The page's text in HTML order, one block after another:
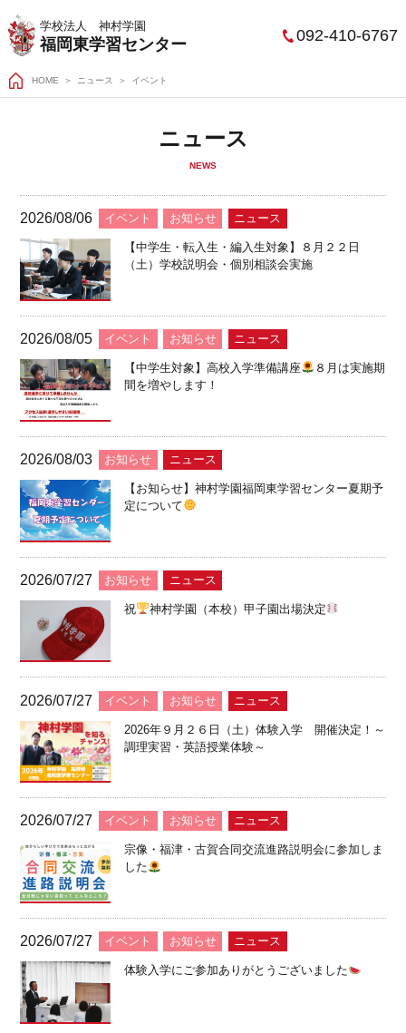
学校法人 神村学園
福岡東学習センター 092-410-6767
HOME ＞ ニュース イベント
ニュース
NEWS
2026/08/06 イベント お知らせ ニュース
【中学生・転入生・編入生対象】８月２２日
（土）学校説明会・個別相談会実施
2026/08/05 イベント お知らせ ニュース
【中学生対象】高校入学準備講座
８月は実施期
間を増やします！
2026/08/03 お知らせ ニュース
【お知らせ】神村学園福岡東学習センター夏期予
定について
2026/07/27 お知らせ ニュース
祝 神村学園（本校）甲子園出場決定
2026/07/27 イベント お知らせ ニュース
2026年９月２６日（土）体験入学 開催決定！～
調理実習・英語授業体験～
2026/07/27 イベント お知らせ ニュース
宗像・福津・古賀合同交流進路説明会に参加しま
した
2026/07/27 イベント お知らせ ニュース
体験入学にご参加ありがとうございました